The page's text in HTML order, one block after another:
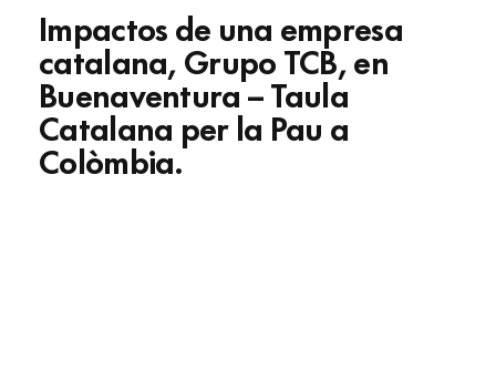
Impactos de una empresa
catalana, Grupo TCB, en
Buenaventura – Taula
Catalana per la Pau a
Colòmbia.